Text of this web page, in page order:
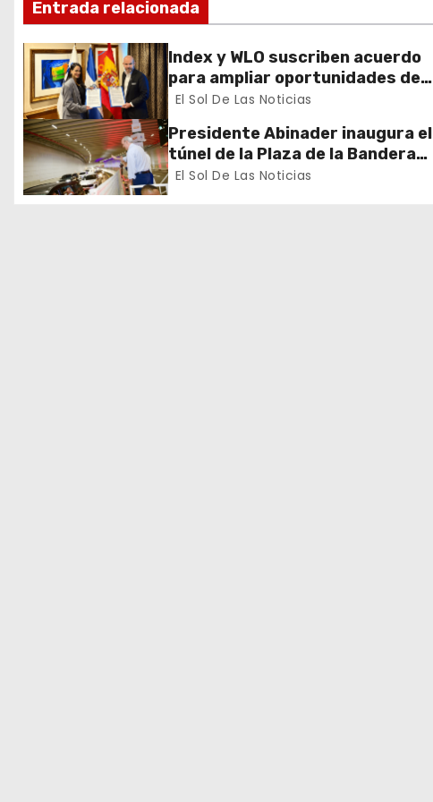
ó
n
d
e
e
Entrada relacionada
Index y WLO suscriben acuerdo
para ampliar oportunidades de
formación de dominicanos en el
El Sol De Las Noticias
Presidente Abinader inaugura el
túnel de la Plaza de la Bandera
que cambia la salida hacia el Sur
El Sol De Las Noticias